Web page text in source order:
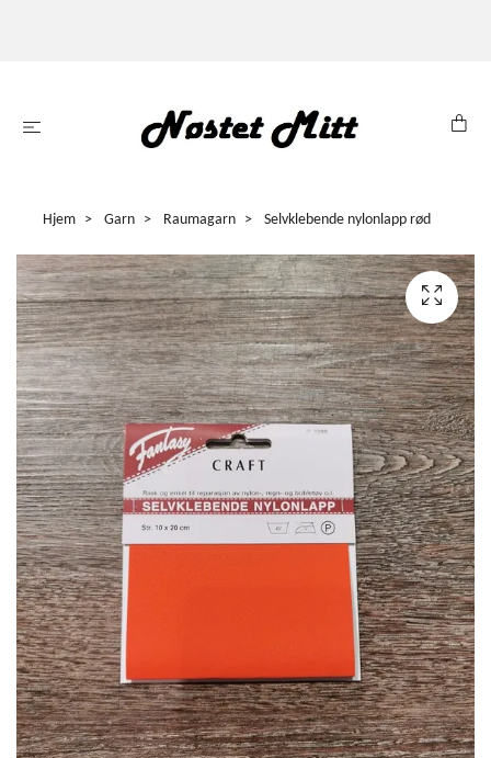
Hjem Garn Raumagarn Selvklebende nylonlapp rød